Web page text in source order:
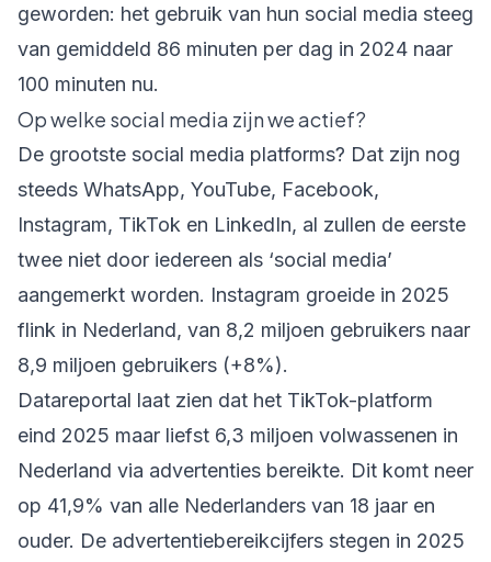
geworden: het gebruik van hun social media steeg
van gemiddeld 86 minuten per dag in 2024 naar
100 minuten nu.
Op welke social media zijn we actief?
De grootste social media platforms? Dat zijn nog
steeds WhatsApp, YouTube, Facebook,
Instagram, TikTok en LinkedIn, al zullen de eerste
twee niet door iedereen als ‘social media’
aangemerkt worden. Instagram groeide in 2025
flink in Nederland, van 8,2 miljoen gebruikers naar
8,9 miljoen gebruikers (+8%).
Datareportal laat zien dat het TikTok-platform
eind 2025 maar liefst 6,3 miljoen volwassenen in
Nederland via advertenties bereikte. Dit komt neer
op 41,9% van alle Nederlanders van 18 jaar en
ouder. De advertentiebereikcijfers stegen in 2025